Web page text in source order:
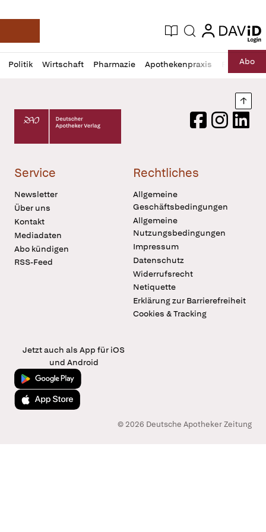
Deutsche Apotheker Zeitung
Aktuelle Ausgabe
Suche login
login
Politik Wirtschaft Pharmazie Apothekenpraxis RechtAbo
Profil
öffnen
Daz
Pur
Deutscher Apotheker Verlag Logo
FacebookInstagram
Service
Newsletter
Über uns
Kontakt
Mediadaten
Abo kündigen
RSS-Feed
Rechtliches
Allgemeine
Geschäftsbedingungen
Allgemeine
Nutzungsbedingungen
Impressum
Datenschutz
Widerrufsrecht
Netiquette
Erklärung zur Barrierefreiheit
Cookies & Tracking
Jetzt auch als App für iOS
und Android
Jetzt bei Google Play
Laden im App Store
© 2026 Deutsche Apotheker Zeitung